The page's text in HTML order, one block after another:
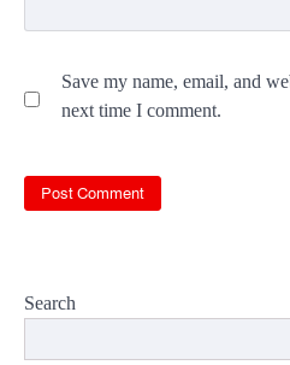
Save my name, email, and
next time I comment.
Search